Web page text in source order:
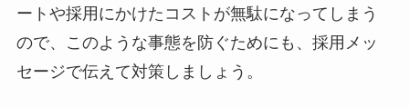
ートや採用にかけたコストが無駄になってしまう
ので、このような事態を防ぐためにも、採用メッ
セージで伝えて対策しましょう。